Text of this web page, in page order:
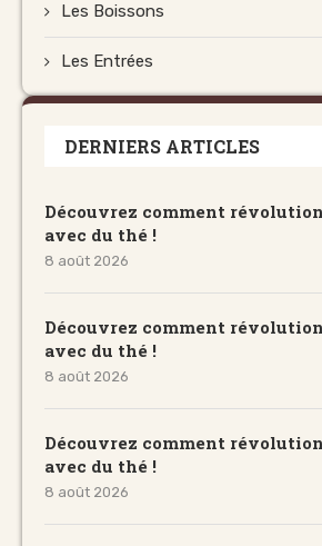
Les Boissons
Les Entrées
DERNIERS ARTICLES
Découvrez comment
avec du thé !
8 août 2026
Découvrez comment
avec du thé !
8 août 2026
Découvrez comment
avec du thé !
8 août 2026